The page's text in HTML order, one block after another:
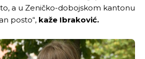
da vam se zahvalimo što ste
priču da živi, Redakcija
da vam se zahvalimo što ste
priču da živi, Redakcija
a u Zeničko-dobojskom kantonu
posto“, kaže Ibraković.